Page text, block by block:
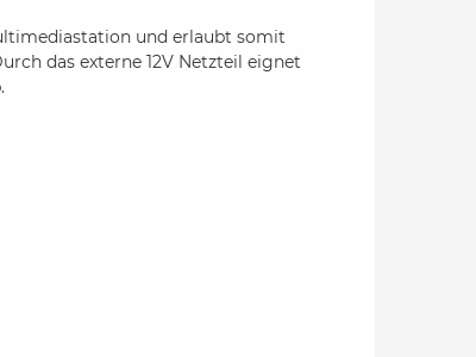
und erlaubt somit
das externe 12V Netzteil eignet